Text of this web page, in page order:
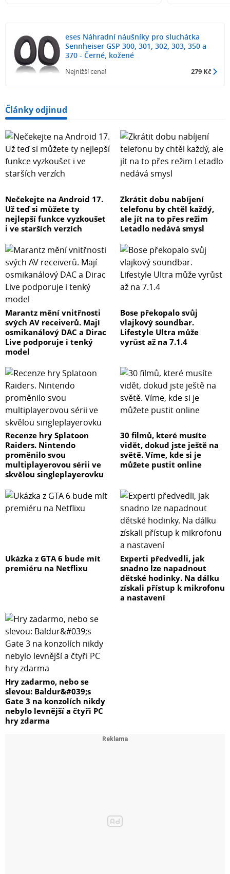
eses Náhradní náušníky pro sluchátka
Sennheiser GSP 300, 301, 302, 303, 350 a
370 - Černé, kožené
Nejnižší cena! 279 Kč
Články odjinud
Nečekejte na Android 17.
Už teď si můžete ty
nejlepší funkce vyzkoušet
i ve starších verzích
Zkrátit dobu nabíjení
telefonu by chtěl každý,
ale jít na to přes režim
Letadlo nedává smysl
Marantz mění vnitřnosti
svých AV receiverů. Mají
osmikanálový DAC a Dirac
Live podporuje i tenký
model
Bose překopalo svůj
vlajkový soundbar.
Lifestyle Ultra může
vyrůst až na 7.1.4
Recenze hry Splatoon
Raiders. Nintendo
proměnilo svou
multiplayerovou sérii ve
skvělou singleplayerovku
30 filmů, které musíte
vidět, dokud jste ještě na
světě. Víme, kde si je
můžete pustit online
Ukázka z GTA 6 bude mít
premiéru na Netflixu
Experti předvedli, jak
snadno lze napadnout
dětské hodinky. Na dálku
získali přístup k mikrofonu
a nastavení
Hry zadarmo, nebo se
slevou: Baldur&#039;s
Gate 3 na konzolích nikdy
nebylo levnější a čtyři PC
hry zdarma